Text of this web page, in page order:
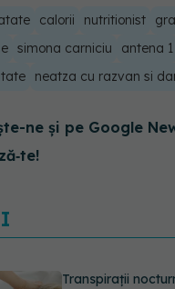
calorii nutritionist
simona carniciu antena 1
neatza cu razvan si
ne și pe Google
Ce poți mânca și